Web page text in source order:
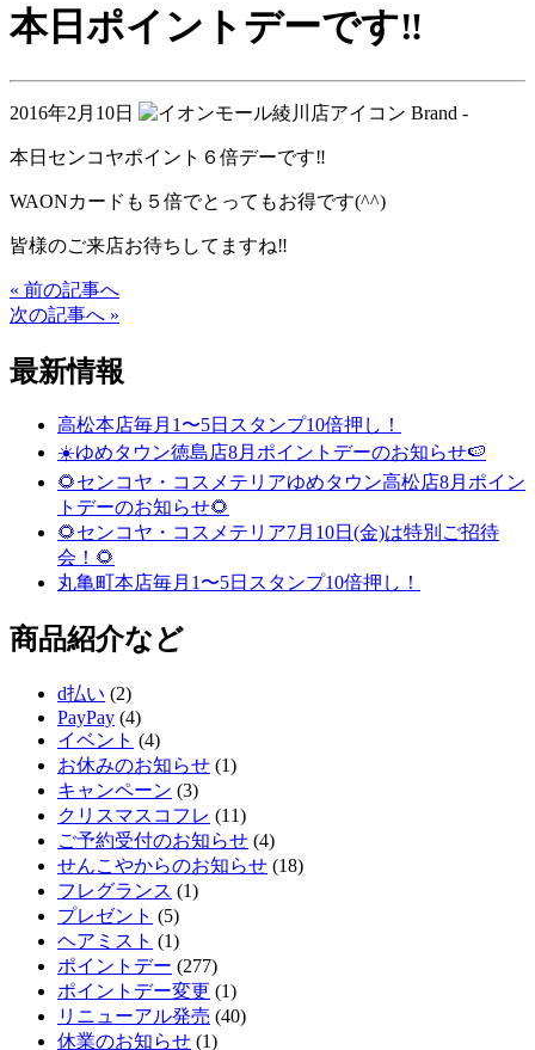
本日ポイントデーです‼
2016年2月10日 Brand -
本日センコヤポイント６倍デーです‼
WAONカードも５倍でとってもお得です(^^)
皆様のご来店お待ちしてますね‼
« 前の記事へ
次の記事へ »
最新情報
高松本店毎月1〜5日スタンプ10倍押し！
☀️ゆめタウン徳島店8月ポイントデーのお知らせ🍉
🌻センコヤ・コスメテリアゆめタウン高松店8月ポイン
トデーのお知らせ🌻
🌻センコヤ・コスメテリア7月10日(金)は特別ご招待
会！🌻
丸亀町本店毎月1〜5日スタンプ10倍押し！
商品紹介など
d払い (2)
PayPay (4)
イベント (4)
お休みのお知らせ (1)
キャンペーン (3)
クリスマスコフレ (11)
ご予約受付のお知らせ (4)
せんこやからのお知らせ (18)
フレグランス (1)
プレゼント (5)
ヘアミスト (1)
ポイントデー (277)
ポイントデー変更 (1)
リニューアル発売 (40)
休業のお知らせ (1)